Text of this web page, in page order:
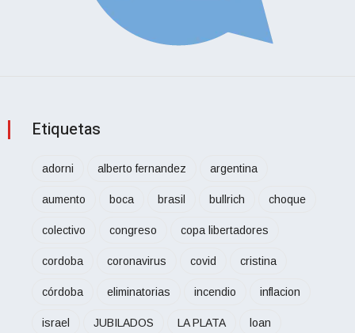
Etiquetas
adorni alberto fernandez argentina
aumento boca brasil bullrich choque
colectivo congreso copa libertadores
cordoba coronavirus covid cristina
córdoba eliminatorias incendio inflacion
israel JUBILADOS LA PLATA loan